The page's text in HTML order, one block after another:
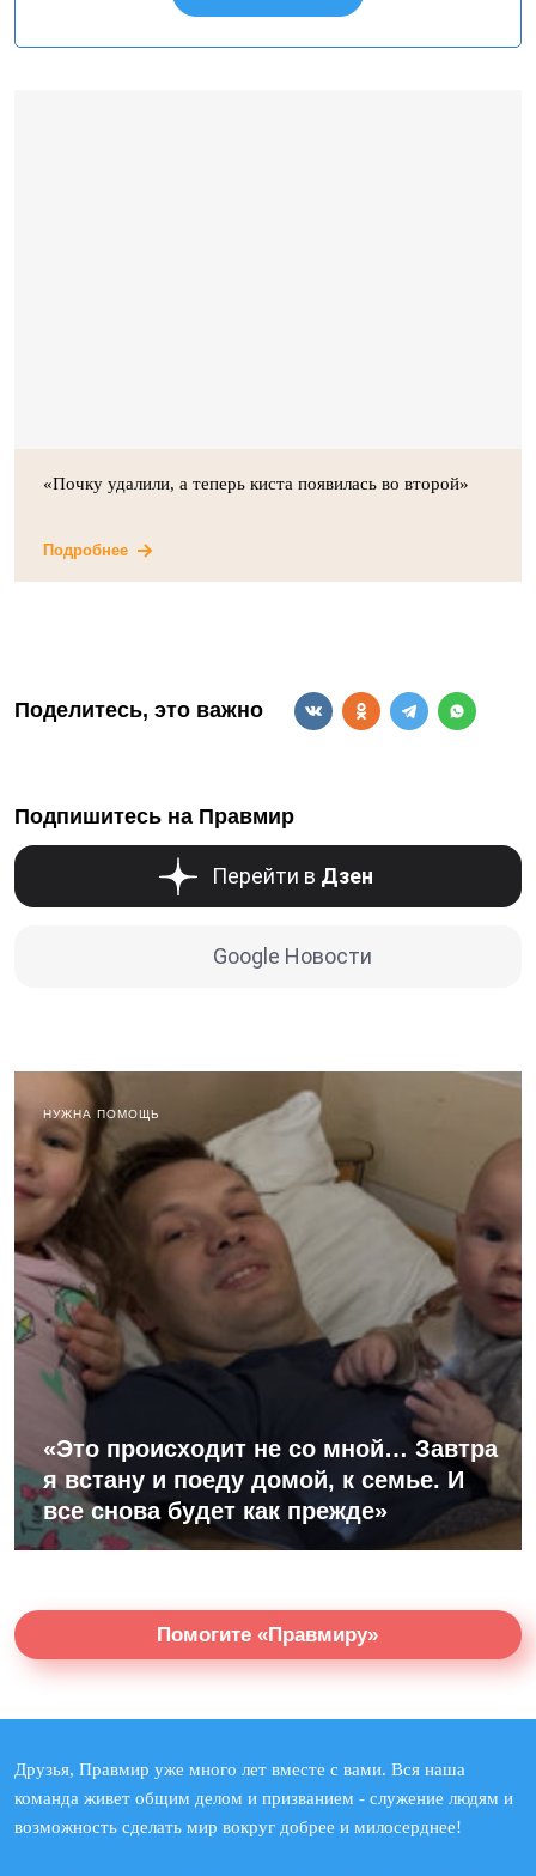
«Почку удалили, а теперь киста появилась во второй»
Подробнее
Поделитесь, это важно
Подпишитесь на Правмир
Перейти в Дзен
Google Новости
НУЖНА ПОМОЩЬ
«Это происходит не со мной… Завтра
я встану и поеду домой, к семье. И
все снова будет как прежде»
Помогите «Правмиру»
Друзья, Правмир уже много лет вместе с вами. Вся наша
команда живет общим делом и призванием - служение людям и
возможность сделать мир вокруг добрее и милосерднее!